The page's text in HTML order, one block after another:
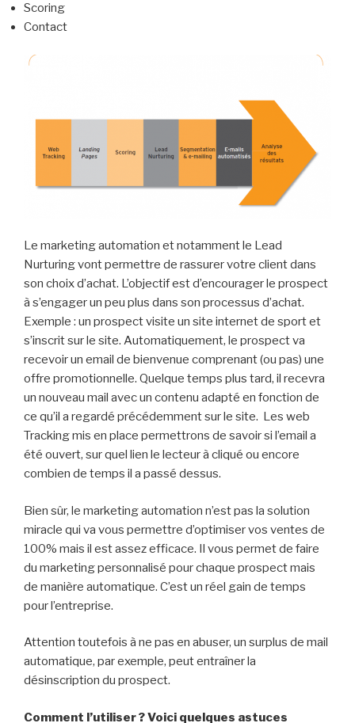
Scoring
Contact
Le marketing automation et notamment le Lead
Nurturing vont permettre de rassurer votre client dans
son choix d’achat. L’objectif est d’encourager le prospect
à s’engager un peu plus dans son processus d’achat.
Exemple : un prospect visite un site internet de sport et
s’inscrit sur le site. Automatiquement, le prospect va
recevoir un email de bienvenue comprenant (ou pas) une
offre promotionnelle. Quelque temps plus tard, il recevra
un nouveau mail avec un contenu adapté en fonction de
ce qu’il a regardé précédemment sur le site. Les web
Tracking mis en place permettrons de savoir si l’email a
été ouvert, sur quel lien le lecteur à cliqué ou encore
combien de temps il a passé dessus.
Bien sûr, le marketing automation n’est pas la solution
miracle qui va vous permettre d’optimiser vos ventes de
100% mais il est assez efficace. Il vous permet de faire
du marketing personnalisé pour chaque prospect mais
de manière automatique. C’est un réel gain de temps
pour l’entreprise.
Attention toutefois à ne pas en abuser, un surplus de mail
automatique, par exemple, peut entraîner la
désinscription du prospect.
Comment l’utiliser ? Voici quelques astuces